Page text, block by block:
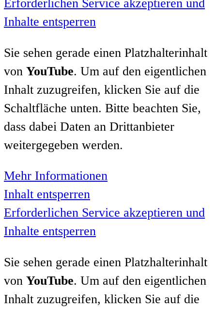
Erforderlichen Service akzeptieren und
Inhalte entsperren
Sie sehen gerade einen Platzhalterinhalt
von YouTube. Um auf den eigentlichen
Inhalt zuzugreifen, klicken Sie auf die
Schaltfläche unten. Bitte beachten Sie,
dass dabei Daten an Drittanbieter
weitergegeben werden.
Mehr Informationen
Inhalt entsperren
Erforderlichen Service akzeptieren und
Inhalte entsperren
Sie sehen gerade einen Platzhalterinhalt
von YouTube. Um auf den eigentlichen
Inhalt zuzugreifen, klicken Sie auf die